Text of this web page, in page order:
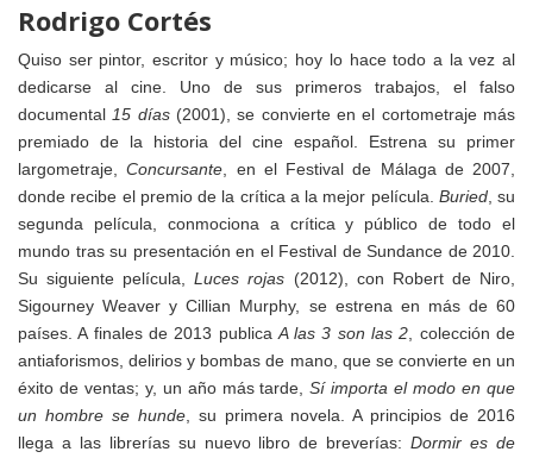
Rodrigo Cortés
Quiso ser pintor, escritor y músico; hoy lo hace todo a la vez al
dedicarse al cine. Uno de sus primeros trabajos, el falso
documental 15 días (2001), se convierte en el cortometraje más
premiado de la historia del cine español. Estrena su primer
largometraje,Concursante , en el Festival de Málaga de 2007,
donde recibe el premio de la crítica a la mejor película. Buried, su
segunda película, conmociona a crítica y público de todo el
mundo tras su presentación en el Festival de Sundance de 2010.
Su siguiente película,Luces rojas (2012), con Robert de Niro,
Sigourney Weaver y Cillian Murphy, se estrena en más de 60
países. A finales de 2013 publica A las 3 son las 2 , colección de
antiaforismos, delirios y bombas de mano, que se convierte en un
éxito de ventas; y, un año más tarde,Sí importa el modo en que
un hombre se hunde, su primera novela. A principios de 2016
llega a las librerías su nuevo libro de breverías:Dormir es de